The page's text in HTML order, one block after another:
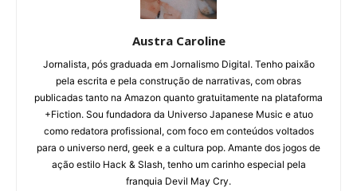
Austra Caroline
Jornalista, pós graduada em Jornalismo Digital. Tenho paixão
pela escrita e pela construção de narrativas, com obras
publicadas tanto na Amazon quanto gratuitamente na plataforma
+Fiction. Sou fundadora da Universo Japanese Music e atuo
como redatora profissional, com foco em conteúdos voltados
para o universo nerd, geek e a cultura pop. Amante dos jogos de
ação estilo Hack & Slash, tenho um carinho especial pela
franquia Devil May Cry.